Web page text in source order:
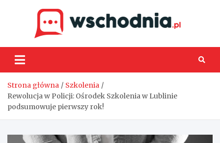
Strona główna
Szkolenia
Rewolucja w Policji: Ośrodek Szkolenia w Lublinie
podsumowuje pierwszy rok!